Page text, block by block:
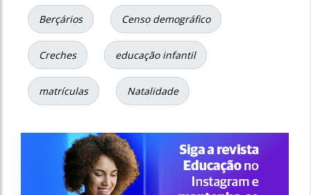
Berçários Censo demográfico
Creches educação infantil
matrículas Natalidade